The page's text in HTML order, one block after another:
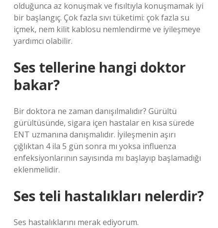
olduğunca az konuşmak ve fısıltıyla konuşmamak iyi
bir başlangıç. Çok fazla sıvı tüketimi: çok fazla su
içmek, nem kilit kablosu nemlendirme ve iyileşmeye
yardımcı olabilir.
Ses tellerine hangi doktor
bakar?
Bir doktora ne zaman danışılmalıdır? Gürültü
gürültüsünde, sigara içen hastalar en kısa sürede
ENT uzmanına danışmalıdır. İyileşmenin aşırı
çığlıktan 4 ila 5 gün sonra mı yoksa influenza
enfeksiyonlarının sayısında mı başlayıp başlamadığı
eklenmelidir.
Ses teli hastalıkları nelerdir?
Ses hastalıklarını merak ediyorum.